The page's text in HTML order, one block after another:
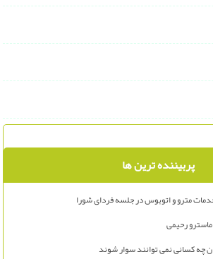
پربیننده ترین ها
مترو و اتوبوس در جلسه فردای شورا
رحیمی
کسانی نمی توانند سوار شوند